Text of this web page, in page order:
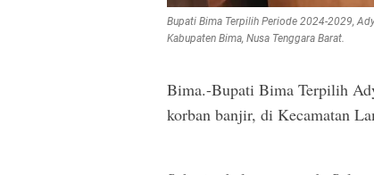
Bupati Bima Terpilih Periode 2024-2029,
Kabupaten Bima, Nusa Tenggara Barat.
Bima.-Bupati Bima Terpilih
korban banjir, di Kecamatan